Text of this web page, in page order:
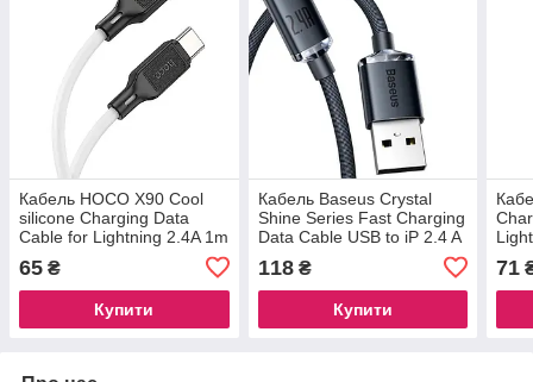
Кабель HOCO X90 Cool
silicone Charging Data
Cable for Lightning 2.4A 1m
65 ₴
Купити
Кабель Baseus Crystal
Shine Series Fast Charging
Data Cable USB to iP 2.4 A
1.2 m Black (CAJY000001)
118₴
Купити
71